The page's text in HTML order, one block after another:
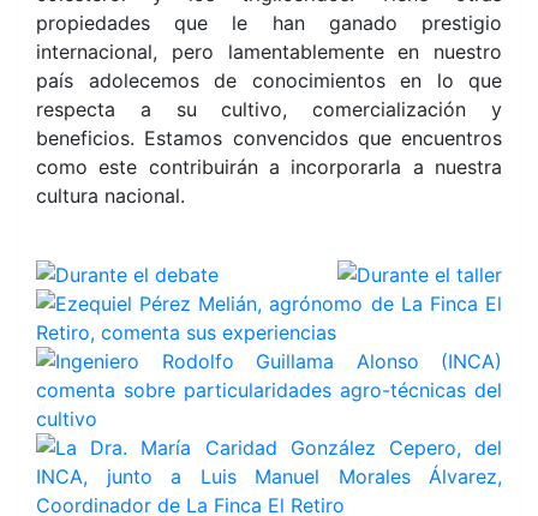
propiedades que le han ganado prestigio
internacional, pero lamentablemente en nuestro
país adolecemos de conocimientos en lo que
respecta a su cultivo, comercialización y
beneficios. Estamos convencidos que encuentros
como este contribuirán a incorporarla a nuestra
cultura nacional.